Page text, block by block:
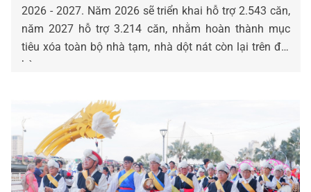
2026 - 2027. Năm 2026 sẽ triển khai hỗ trợ 2.543 căn,
năm 2027 hỗ trợ 3.214 căn, nhằm hoàn thành mục
tiêu xóa toàn bộ nhà tạm, nhà dột nát còn lại trên địa
bàn.